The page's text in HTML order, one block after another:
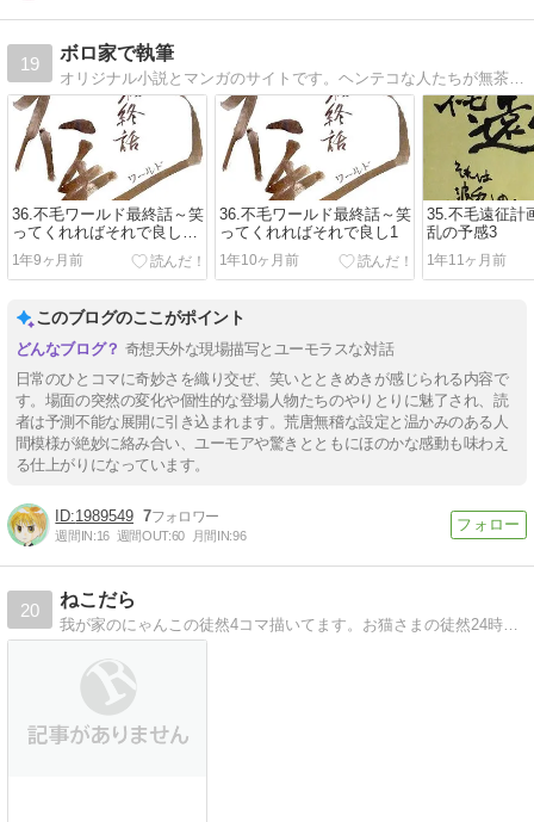
19
ボロ家で執筆
36.不毛ワールド最終話～笑
ってくれればそれで良し
2【完】
1年9ヶ月前
36.不毛ワールド最終話～笑
ってくれればそれで良し1
1年10ヶ月前
35.不毛遠征計
乱の予感3
1年11ヶ月前
このブログのここがポイント
奇想天外な現場描写とユーモラスな対話
日常のひとコマに奇妙さを織り交ぜ、笑いとときめきが感じられる内容で
す。場面の突然の変化や個性的な登場人物たちのやりとりに魅了され、読
者は予測不能な展開に引き込まれます。荒唐無稽な設定と温かみのある人
間模様が絶妙に絡み合い、ユーモアや驚きとともにほのかな感動も味わえ
る仕上がりになっています。
1989549 7
週間IN:16 週間OUT:60 月間IN:96
20
ねこだら
我が家のにゃんこの徒然4コマ描いてます。お猫さまの徒然24時間だだもれUST配信中。(//ω//)つ [ねこだら生活]